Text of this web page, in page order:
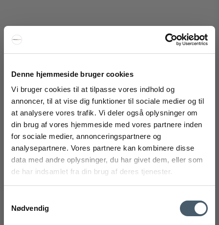
Denne hjemmeside bruger cookies
Vi bruger cookies til at tilpasse vores indhold og
annoncer, til at vise dig funktioner til sociale medier og til
at analysere vores trafik. Vi deler også oplysninger om
din brug af vores hjemmeside med vores partnere inden
for sociale medier, annonceringspartnere og
analysepartnere. Vores partnere kan kombinere disse
data med andre oplysninger, du har givet dem, eller som
de har indsamlet fra din brug af deres tjenester.
Nødvendig
Langkilde & Søn Hvidmalet Flagstang 180 cm med
Dannebrogsflag
Langkilde & Søn
654-49stm180M
599 DKK
479 DKK
Vis produkt
FÅ 20% RABAT
*Din rabat kan ikke bruges på i forvejen nedsatte varer eller på
produkter fra Rocket .